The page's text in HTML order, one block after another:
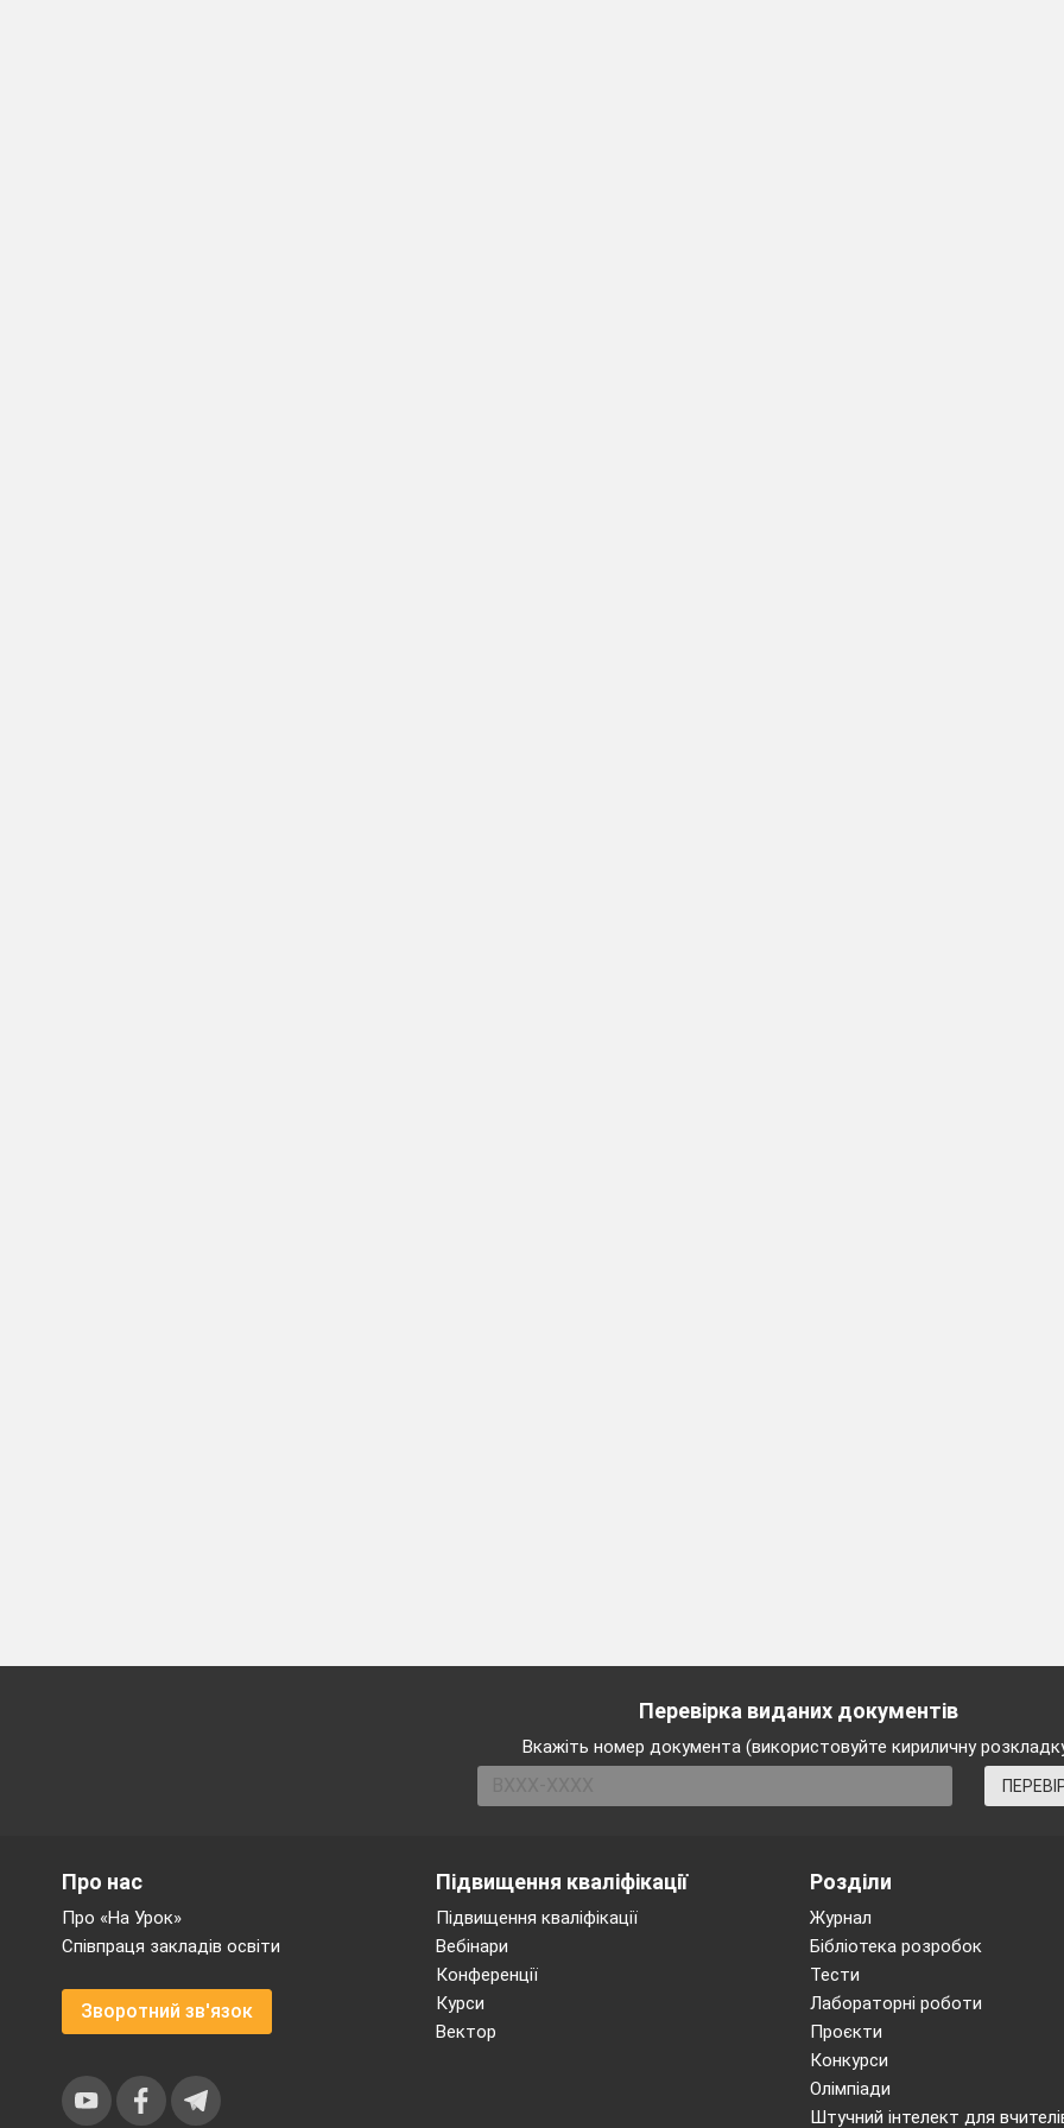
Перевірка виданих документів
Вкажіть номер документа (використовуйте кириличну
Підвищення кваліфікації
Підвищення кваліфікації
Вебінари
Конференції
Курси
Вектор
Розділи
Журнал
Бібліотека розробок
Тести
Лабораторні роботи
Проєкти
Конкурси
Олімпіади
Штучний інтелект для
Про нас
Про «На Урок»
Співпраця закладів освіти
Зворотний зв'язок